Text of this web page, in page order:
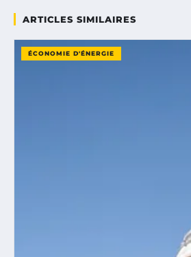
ARTICLES SIMILAIRES
ÉCONOMIE D'ÉNERGIE